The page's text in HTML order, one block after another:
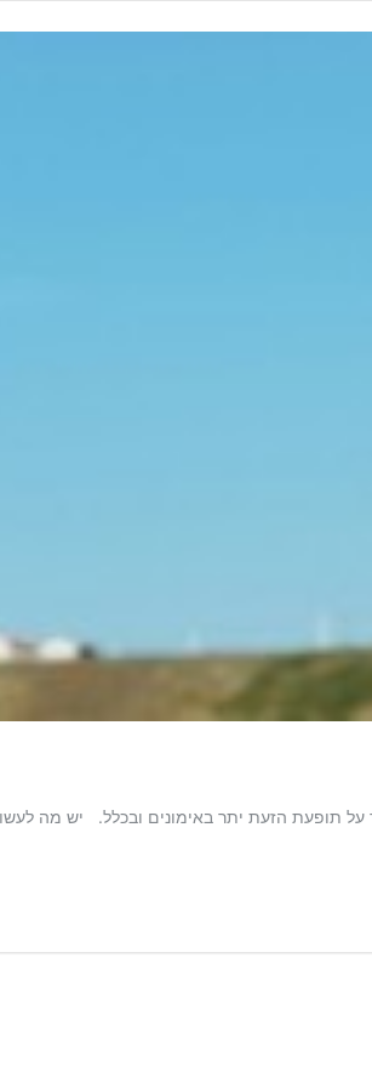
על תופעת הזעת יתר באימונים ובכלל. יש מה